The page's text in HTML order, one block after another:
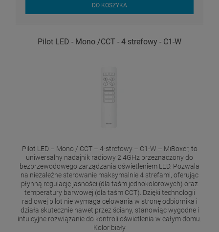
DO KOSZYKA
Pilot LED - Mono /CCT - 4 strefowy - C1-W
Pilot LED – Mono / CCT – 4-strefowy – C1-W – MiBoxer, to
uniwersalny nadajnik radiowy 2.4GHz przeznaczony do
bezprzewodowego zarządzania oświetleniem LED. Pozwala
na niezależne sterowanie maksymalnie 4 strefami, oferując
płynną regulację jasności (dla taśm jednokolorowych) oraz
temperatury barwowej (dla taśm CCT). Dzięki technologii
radiowej pilot nie wymaga celowania w stronę odbiornika i
działa skutecznie nawet przez ściany, stanowiąc wygodne i
intuicyjne rozwiązanie do kontroli oświetlenia w całym domu.
Kolor biały